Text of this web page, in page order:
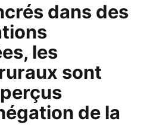
dans des
les
sont
de la